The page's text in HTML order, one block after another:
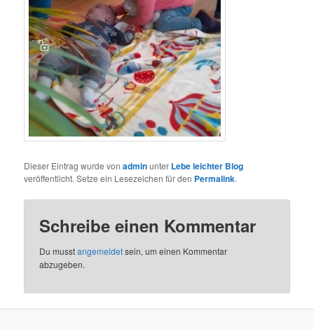
Dieser Eintrag wurde vonadminunter Lebe leichter Blog
veröffentlicht. Setze ein Lesezeichen für den Permalink.
Schreibe einen Kommentar
Du musstangemeldetsein, um einen Kommentar
abzugeben.